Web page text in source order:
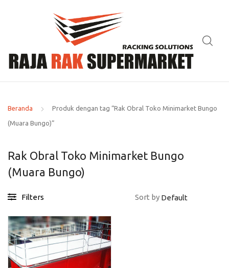
Beranda Produk dengan tag “Rak Obral Toko Minimarket Bungo
(Muara Bungo)”
Rak Obral Toko Minimarket Bungo
(Muara Bungo)
Filters Sort by